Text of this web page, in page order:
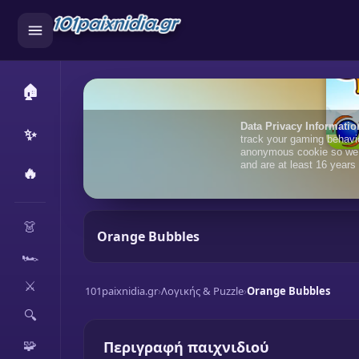
🏠
✨
🔥
👗
🏎️
⚔️
🔍
🧩
Orange Bubbles
101paixnidia.gr›Λογικής & Puzzle›Orange Bubbles
Περιγραφή παιχνιδιού